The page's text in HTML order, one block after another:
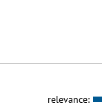
relevance: